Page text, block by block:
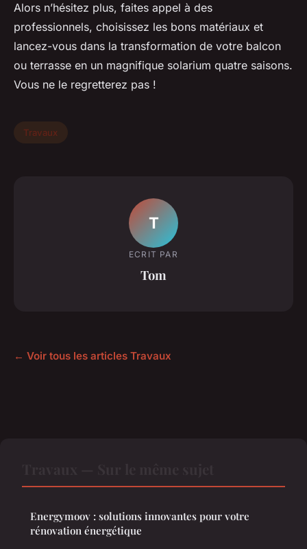
Alors n’hésitez plus, faites appel à des
professionnels, choisissez les bons matériaux et
lancez-vous dans la transformation de votre balcon
ou terrasse en un magnifique solarium quatre saisons.
Vous ne le regretterez pas !
Travaux
T
ECRIT PAR
Tom
← Voir tous les articles Travaux
Energymoov : solutions innovantes pour votre
rénovation énergétique